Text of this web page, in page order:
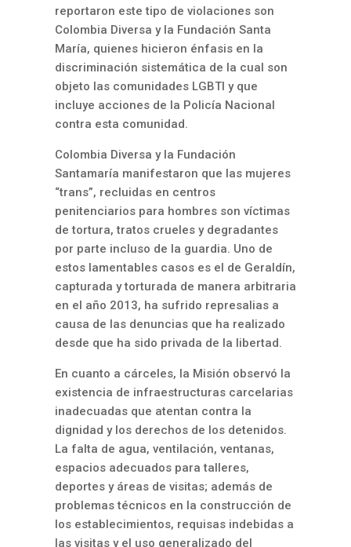
reportaron este tipo de violaciones son
Colombia Diversa y la Fundación Santa
María, quienes hicieron énfasis en la
discriminación sistemática de la cual son
objeto las comunidades LGBTI y que
incluye acciones de la Policía Nacional
contra esta comunidad.
Colombia Diversa y la Fundación
Santamaría manifestaron que las mujeres
“trans”, recluidas en centros
penitenciarios para hombres son víctimas
de tortura, tratos crueles y degradantes
por parte incluso de la guardia. Uno de
estos lamentables casos es el de Geraldín,
capturada y torturada de manera arbitraria
en el año 2013, ha sufrido represalias a
causa de las denuncias que ha realizado
desde que ha sido privada de la libertad.
En cuanto a cárceles, la Misión observó la
existencia de infraestructuras carcelarias
inadecuadas que atentan contra la
dignidad y los derechos de los detenidos.
La falta de agua, ventilación, ventanas,
espacios adecuados para talleres,
deportes y áreas de visitas; además de
problemas técnicos en la construcción de
los establecimientos, requisas indebidas a
las visitas y el uso generalizado del